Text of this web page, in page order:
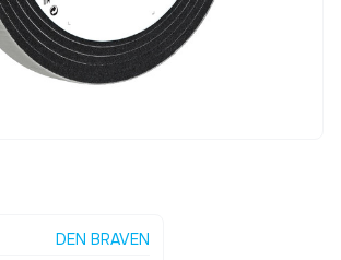
DEN BRAVEN